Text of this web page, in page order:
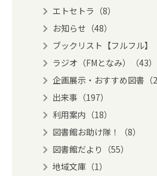
エトセトラ（8）
お知らせ（48）
ブックリスト【フルフル】
ラジオ（FMとなみ）（43）
企画展示・おすすめ図書（
出来事（197）
利用案内（18）
図書館お助け隊！（8）
図書館だより（55）
地域文庫（1）